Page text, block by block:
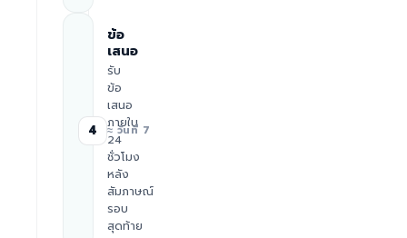
4
ข้อ
เสนอ
รับ
ข้อ
เสนอ
ภายใน
24
ชั่วโมง
หลัง
สัมภาษณ์
รอบ
สุดท้าย
≈ วันที่ 7